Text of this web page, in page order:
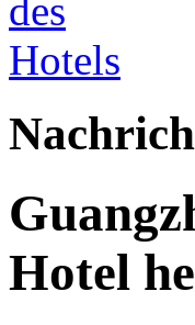
Hotel